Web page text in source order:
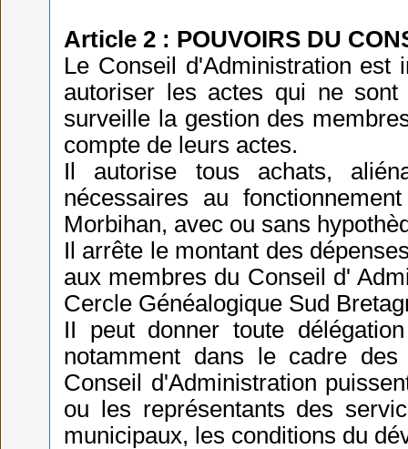
Article 2 : POUVOIRS DU
Le Conseil d'Administration est
autoriser les actes qui ne
surveille la gestion des
compte de leurs actes.
Il autorise tous achats,
nécessaires au
Morbihan, avec ou sans
Il arrête le montant des
aux membres du Conseil d'
Cercle Généalogique Sud
II peut donner toute
notamment dans le cadre
Conseil d'Administration
ou les représentants des
municipaux, les conditions du